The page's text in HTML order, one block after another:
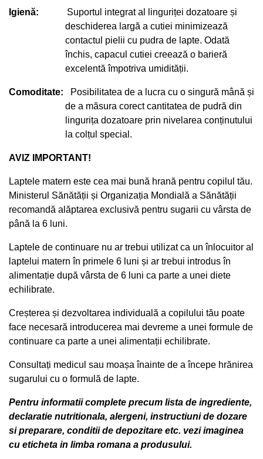
Igienă: Suportul integrat al linguriței dozatoare și
deschiderea largă a cutiei minimizează
contactul pielii cu pudra de lapte. Odată
închis, capacul cutiei creează o barieră
excelentă împotriva umidității.
Comoditate:
Posibilitatea de a lucra cu o singură mână și
de a măsura corect cantitatea de pudră din
lingurița dozatoare prin nivelarea conținutului
la colțul special.
AVIZ IMPORTANT!
Laptele matern este cea mai bună hrană pentru copilul tău.
Ministerul Sănătății și Organizația Mondială a Sănătății
recomandă alăptarea exclusivă pentru sugarii cu vârsta de
până la 6 luni.
Laptele de continuare nu ar trebui utilizat ca un înlocuitor al
laptelui matern în primele 6 luni și ar trebui introdus în
alimentație după vârsta de 6 luni ca parte a unei diete
echilibrate.
Creșterea și dezvoltarea individuală a copilului tău poate
face necesară introducerea mai devreme a unei formule de
continuare ca parte a unei alimentații echilibrate.
Consultați medicul sau moașa înainte de a începe hrănirea
sugarului cu o formulă de lapte.
Pentru informatii complete precum lista de ingrediente,
declaratie nutritionala, alergeni, instructiuni de dozare
si preparare, conditii de depozitare etc. vezi imaginea
cu eticheta in limba romana a produsului.